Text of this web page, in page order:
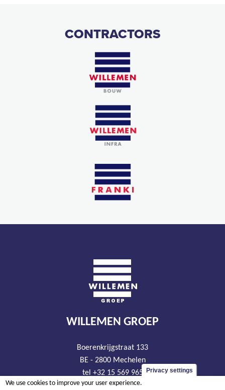
CONTRACTORS
WILLEMEN GROEP
Boerenkrijgstraat 133
BE - 2800 Mechelen
tel +32 15 569 965
groep@willemen.be
Privacy settings
We use cookies to improve your user experience.